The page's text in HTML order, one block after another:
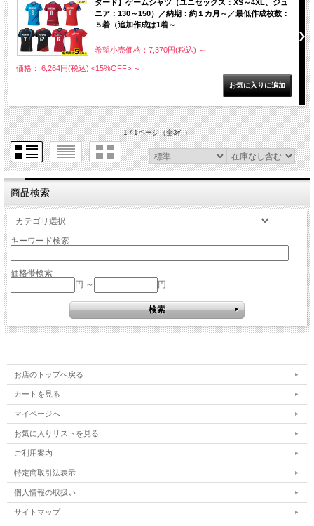
ダード】ゲームシャツ（ユニセックス：XS～4XL、ジュ
ニア：130～150）／納期：約１カ月～／最低作成枚数：
５着（追加作成は1着～
希望小売価格：7,370円(税込) ～
価格： 6,264円(税込) <15%OFF> ～
1 / 1ページ（全3件）
商品検索
キーワード検索
価格帯検索
円 ～
円
お店のトップへ戻る
カートを見る
マイページへ
お気に入りリストを見る
ご利用案内
特定商取引法表示
個人情報の取扱い
サイトマップ